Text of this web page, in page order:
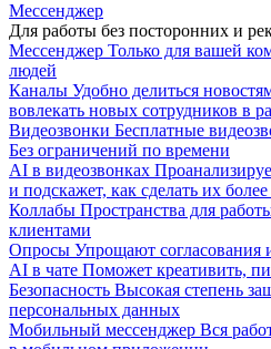
Мессенджер
Для работы без посторонних и
Мессенджер Только для вашей
людей
Каналы Удобно делиться
вовлекать новых сотрудников в
Видеозвонки Бесплатные
Без ограничений по времени
AI в видеозвонках
и подскажет, как сделать их
Коллабы Пространства для
клиентами
Опросы Упрощают согласования
AI в чате Поможет креативить,
Безопасность Высокая степень
персональных данных
Мобильный мессенджер Вся